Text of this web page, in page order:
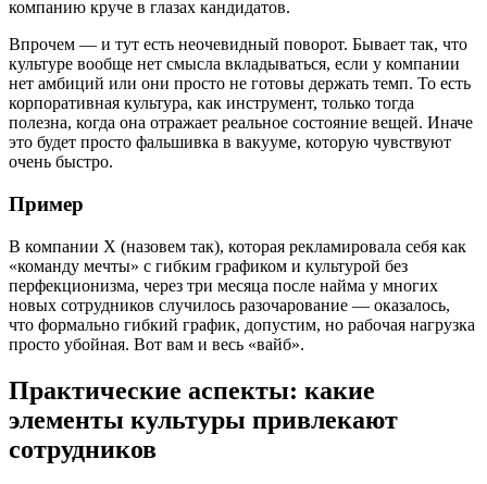
компанию круче в глазах кандидатов.
Впрочем — и тут есть неочевидный поворот. Бывает так, что
культуре вообще нет смысла вкладываться, если у компании
нет амбиций или они просто не готовы держать темп. То есть
корпоративная культура, как инструмент, только тогда
полезна, когда она отражает реальное состояние вещей. Иначе
это будет просто фальшивка в вакууме, которую чувствуют
очень быстро.
Пример
В компании X (назовем так), которая рекламировала себя как
«команду мечты» с гибким графиком и культурой без
перфекционизма, через три месяца после найма у многих
новых сотрудников случилось разочарование — оказалось,
что формально гибкий график, допустим, но рабочая нагрузка
просто убойная. Вот вам и весь «вайб».
Практические аспекты: какие
элементы культуры привлекают
сотрудников